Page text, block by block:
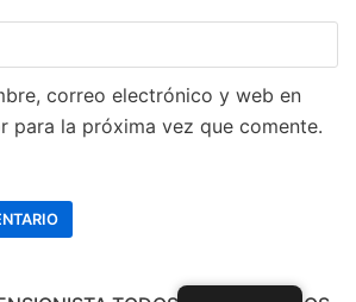
correo electrónico y web en
para la próxima vez que comente.